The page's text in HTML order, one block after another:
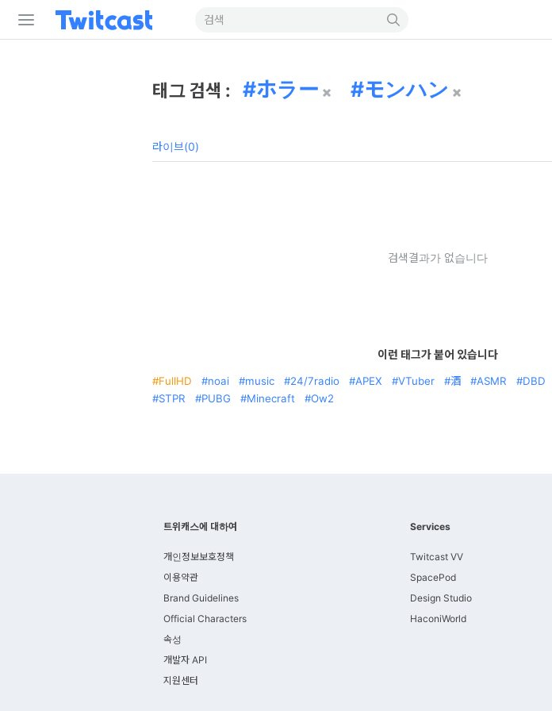
태그 검색 : ホラー モンハン
라이브(0)
검색결과가 없습니다
이런 태그가 붙어 있습니다
FullHD noai music 24/7radio APEX VTuber 酒 ASMR DBD
STPR
PUBG Minecraft Ow2
트위캐스에 대하여
개인정보보호정책
이용약관
Brand Guidelines
Official Characters
속성
개발자 API
지원센터
Services
Twitcast VV
SpacePod
Design Studio
HaconiWorld